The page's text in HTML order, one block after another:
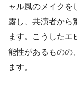
ャル風のメイクを
露し、共演者から
ます。こうしたエ
能性があるものの
ます。